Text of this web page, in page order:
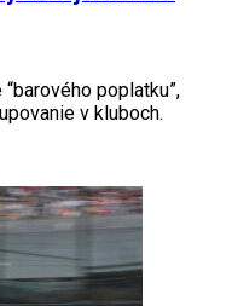
poplatku”,
v kluboch.